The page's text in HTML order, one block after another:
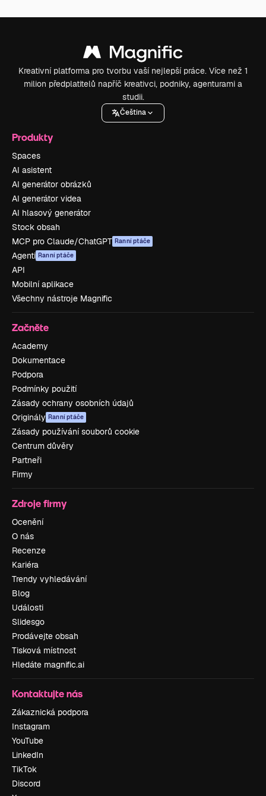
Kreativní platforma pro tvorbu vaší nejlepší práce. Více než 1
milion předplatitelů napříč kreativci, podniky, agenturami a
studii.
Čeština
Produkty
Spaces
AI asistent
AI generátor obrázků
AI generátor videa
AI hlasový generátor
Stock obsah
MCP pro Claude/ChatGPT Ranní ptáče
Agenti Ranní ptáče
API
Mobilní aplikace
Všechny nástroje Magnific
Začněte
Academy
Dokumentace
Podpora
Podmínky použití
Zásady ochrany osobních údajů
Originály Ranní ptáče
Zásady používání souborů cookie
Centrum důvěry
Partneři
Firmy
Zdroje firmy
Ocenění
O nás
Recenze
Kariéra
Trendy vyhledávání
Blog
Události
Slidesgo
Prodávejte obsah
Tisková místnost
Hledáte magnific.ai
Kontaktujte nás
Zákaznická podpora
Instagram
YouTube
LinkedIn
TikTok
Discord